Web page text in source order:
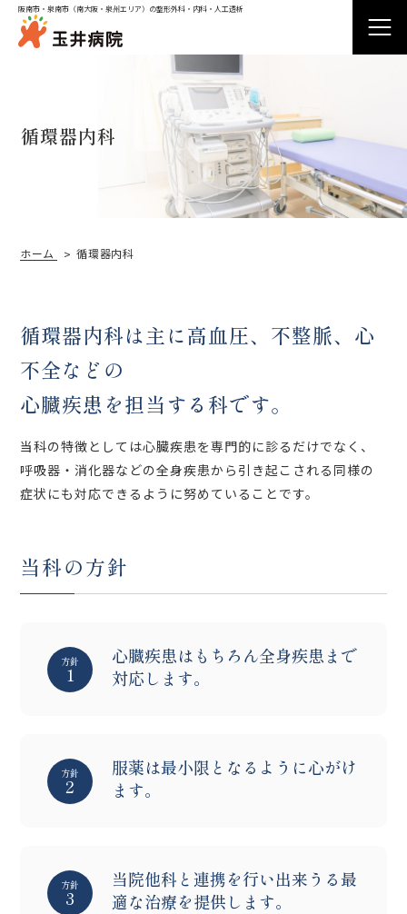
阪南市・泉南市（南大阪・泉州エリア）の整形外科・内科・人工透析
外来受診
診療科
循環器内科
ホーム 循環器内科
循環器内科は主に高血圧、不整脈、心
不全などの
心臓疾患を担当する科です。
当科の特徴としては心臓疾患を専門的に診るだけでなく、
呼吸器・消化器などの全身疾患から引き起こされる同様の
症状にも対応できるように努めていることです。
当科の方針
方針
1
心臓疾患はもちろん全身疾患まで
対応します。
方針
2
服薬は最小限となるように心がけ
ます。
方針
3
当院他科と連携を行い出来うる最
適な治療を提供します。